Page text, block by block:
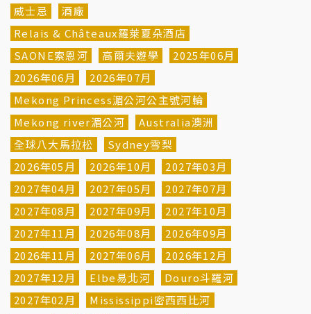
威士忌
酒廠
Relais & Châteaux羅萊夏朵酒店
SAONE索恩河
高爾夫遊學
2025年06月
2026年06月
2026年07月
Mekong Princess湄公河公主號河輪
Mekong river湄公河
Australia澳洲
全球八大馬拉松
Sydney雪梨
2026年05月
2026年10月
2027年03月
2027年04月
2027年05月
2027年07月
2027年08月
2027年09月
2027年10月
2027年11月
2026年08月
2026年09月
2026年11月
2027年06月
2026年12月
2027年12月
Elbe易北河
Douro斗羅河
2027年02月
Mississippi密西西比河